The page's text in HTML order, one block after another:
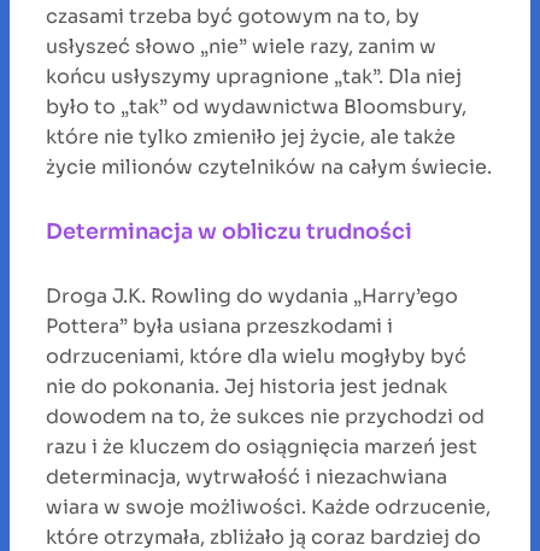
czasami trzeba być gotowym na to, by
usłyszeć słowo „nie” wiele razy, zanim w
końcu usłyszymy upragnione „tak”. Dla niej
było to „tak” od wydawnictwa Bloomsbury,
które nie tylko zmieniło jej życie, ale także
życie milionów czytelników na całym świecie.
Determinacja w obliczu trudności
Droga J.K. Rowling do wydania „Harry’ego
Pottera” była usiana przeszkodami i
odrzuceniami, które dla wielu mogłyby być
nie do pokonania. Jej historia jest jednak
dowodem na to, że sukces nie przychodzi od
razu i że kluczem do osiągnięcia marzeń jest
determinacja, wytrwałość i niezachwiana
wiara w swoje możliwości. Każde odrzucenie,
które otrzymała, zbliżało ją coraz bardziej do